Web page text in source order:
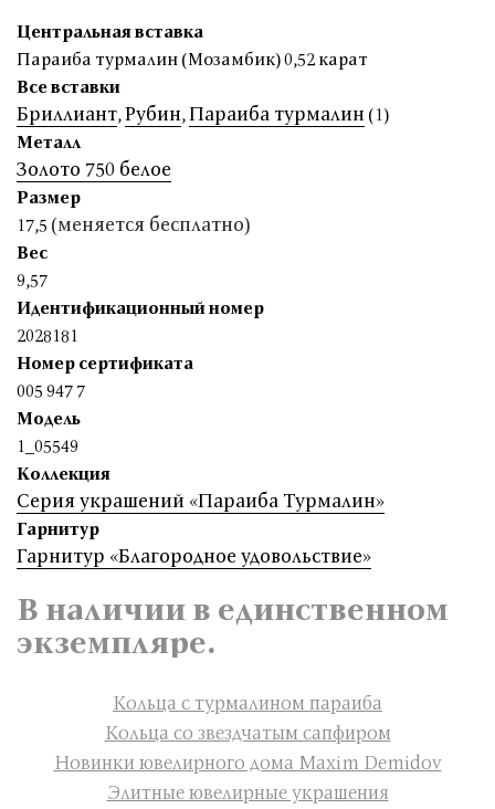
Центральная вставка
Параиба турмалин (Мозамбик) 0,52 карат
Все вставки
Бриллиант,Рубин,Параиба турмалин (1)
Металл
Золото 750 белое
Размер
17,5 (меняется бесплатно)
Вес
9,57
Идентификационный номер
2028181
Номер сертификата
005 947 7
Модель
1_05549
Коллекция
Серия украшений «Параиба Турмалин»
Гарнитур
Гарнитур «Благородное удовольствие»
В наличии в единственном
экземпляре.
Кольца с турмалином параиба
Кольца со звездчатым сапфиром
Новинки ювелирного дома Maxim Demidov
Элитные ювелирные украшения